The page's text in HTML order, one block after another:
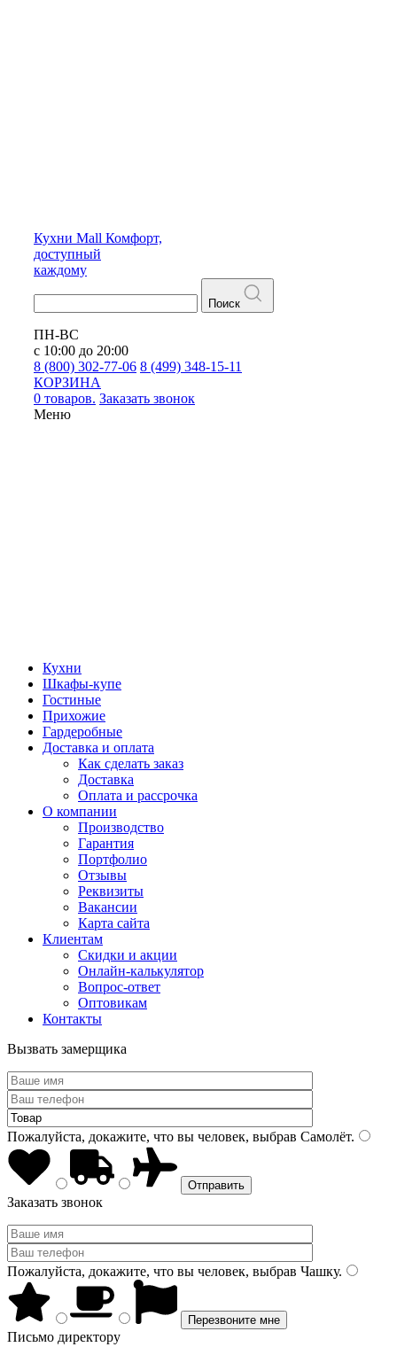
Кухни Mall Комфорт,
доступный
каждому
Поиск
ПН-ВС
с 10:00 до 20:00
8 (800) 302-77-06 8 (499) 348-15-11
КОРЗИНА
0 товаров. Заказать звонок
Меню
Кухни
Шкафы-купе
Гостиные
Прихожие
Гардеробные
Доставка и оплата
Как сделать заказ
Доставка
Оплата и рассрочка
О компании
Производство
Гарантия
Портфолио
Отзывы
Реквизиты
Вакансии
Карта сайта
Клиентам
Скидки и акции
Онлайн-калькулятор
Вопрос-ответ
Оптовикам
Контакты
Вызвать замерщика
Пожалуйста, докажите, что вы человек, выбрав Самолёт.
Заказать звонок
Пожалуйста, докажите, что вы человек, выбрав Чашку.
Письмо директору